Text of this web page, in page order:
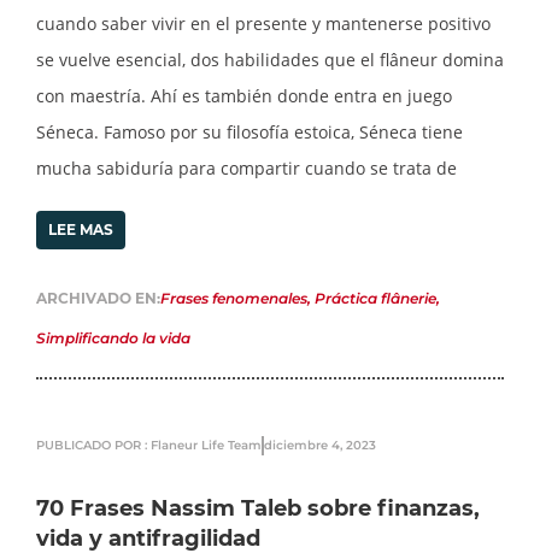
cuando saber vivir en el presente y mantenerse positivo
se vuelve esencial, dos habilidades que el flâneur domina
con maestría. Ahí es también donde entra en juego
Séneca. Famoso por su filosofía estoica, Séneca tiene
mucha sabiduría para compartir cuando se trata de
LEE MAS
ARCHIVADO EN:Frases fenomenales, Práctica flânerie,
Simplificando la vida
PUBLICADO POR : Flaneur Life Team diciembre 4, 2023
70 Frases Nassim Taleb sobre finanzas,
vida y antifragilidad